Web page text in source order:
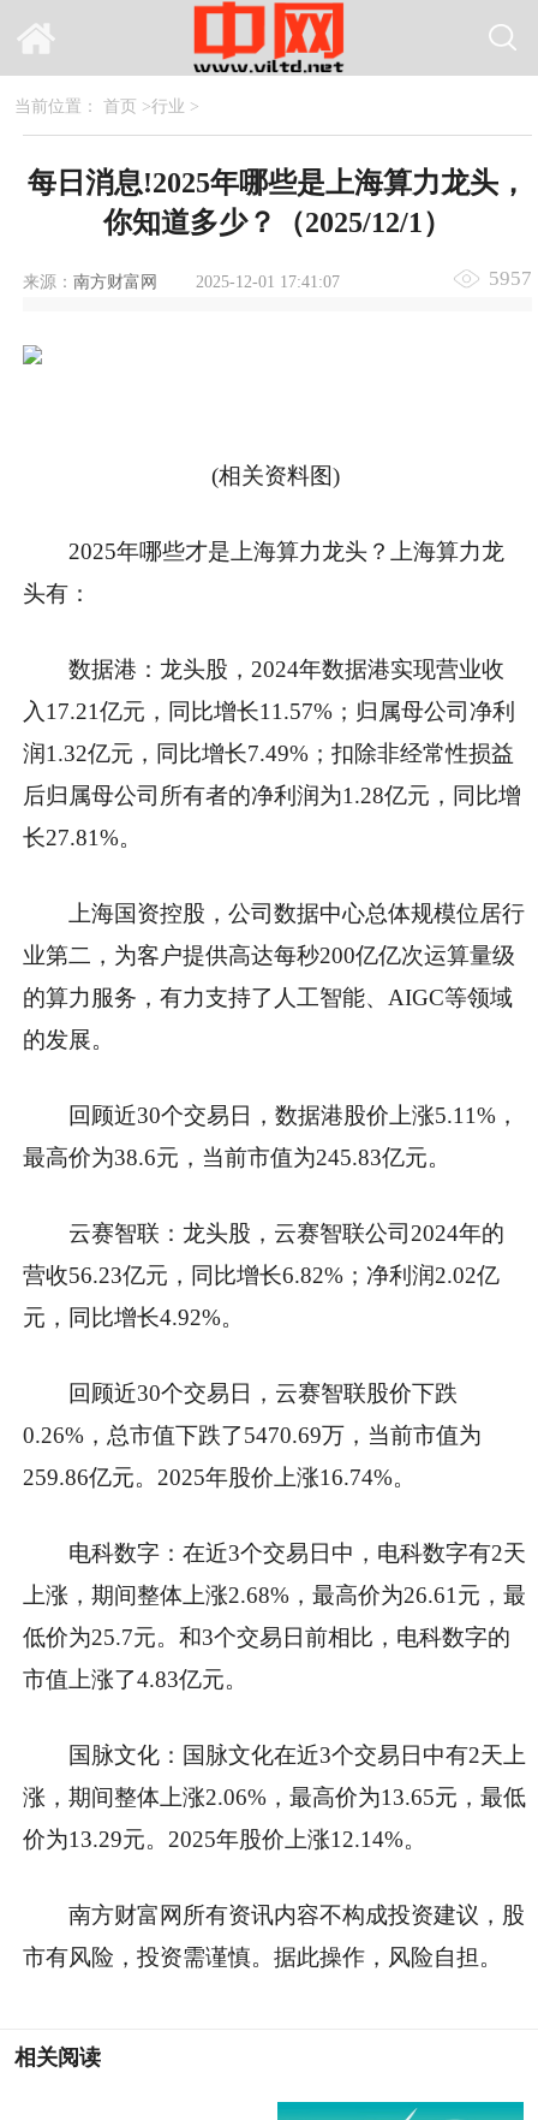
当前位置： 首页 >行业 >
每日消息!2025年哪些是上海算力龙头，
你知道多少？（2025/12/1）
来源： 南方财富网 2025-12-01 17:41:07 5957
(相关资料图)
2025年哪些才是上海算力龙头？上海算力龙
头有：
数据港：龙头股，2024年数据港实现营业收
入17.21亿元，同比增长11.57%；归属母公司净利
润1.32亿元，同比增长7.49%；扣除非经常性损益
后归属母公司所有者的净利润为1.28亿元，同比增
长27.81%。
上海国资控股，公司数据中心总体规模位居行
业第二，为客户提供高达每秒200亿亿次运算量级
的算力服务，有力支持了人工智能、AIGC等领域
的发展。
回顾近30个交易日，数据港股价上涨5.11%，
最高价为38.6元，当前市值为245.83亿元。
云赛智联：龙头股，云赛智联公司2024年的
营收56.23亿元，同比增长6.82%；净利润2.02亿
元，同比增长4.92%。
回顾近30个交易日，云赛智联股价下跌
0.26%，总市值下跌了5470.69万，当前市值为
259.86亿元。2025年股价上涨16.74%。
电科数字：在近3个交易日中，电科数字有2天
上涨，期间整体上涨2.68%，最高价为26.61元，最
低价为25.7元。和3个交易日前相比，电科数字的
市值上涨了4.83亿元。
国脉文化：国脉文化在近3个交易日中有2天上
涨，期间整体上涨2.06%，最高价为13.65元，最低
价为13.29元。2025年股价上涨12.14%。
南方财富网所有资讯内容不构成投资建议，股
市有风险，投资需谨慎。据此操作，风险自担。
相关阅读